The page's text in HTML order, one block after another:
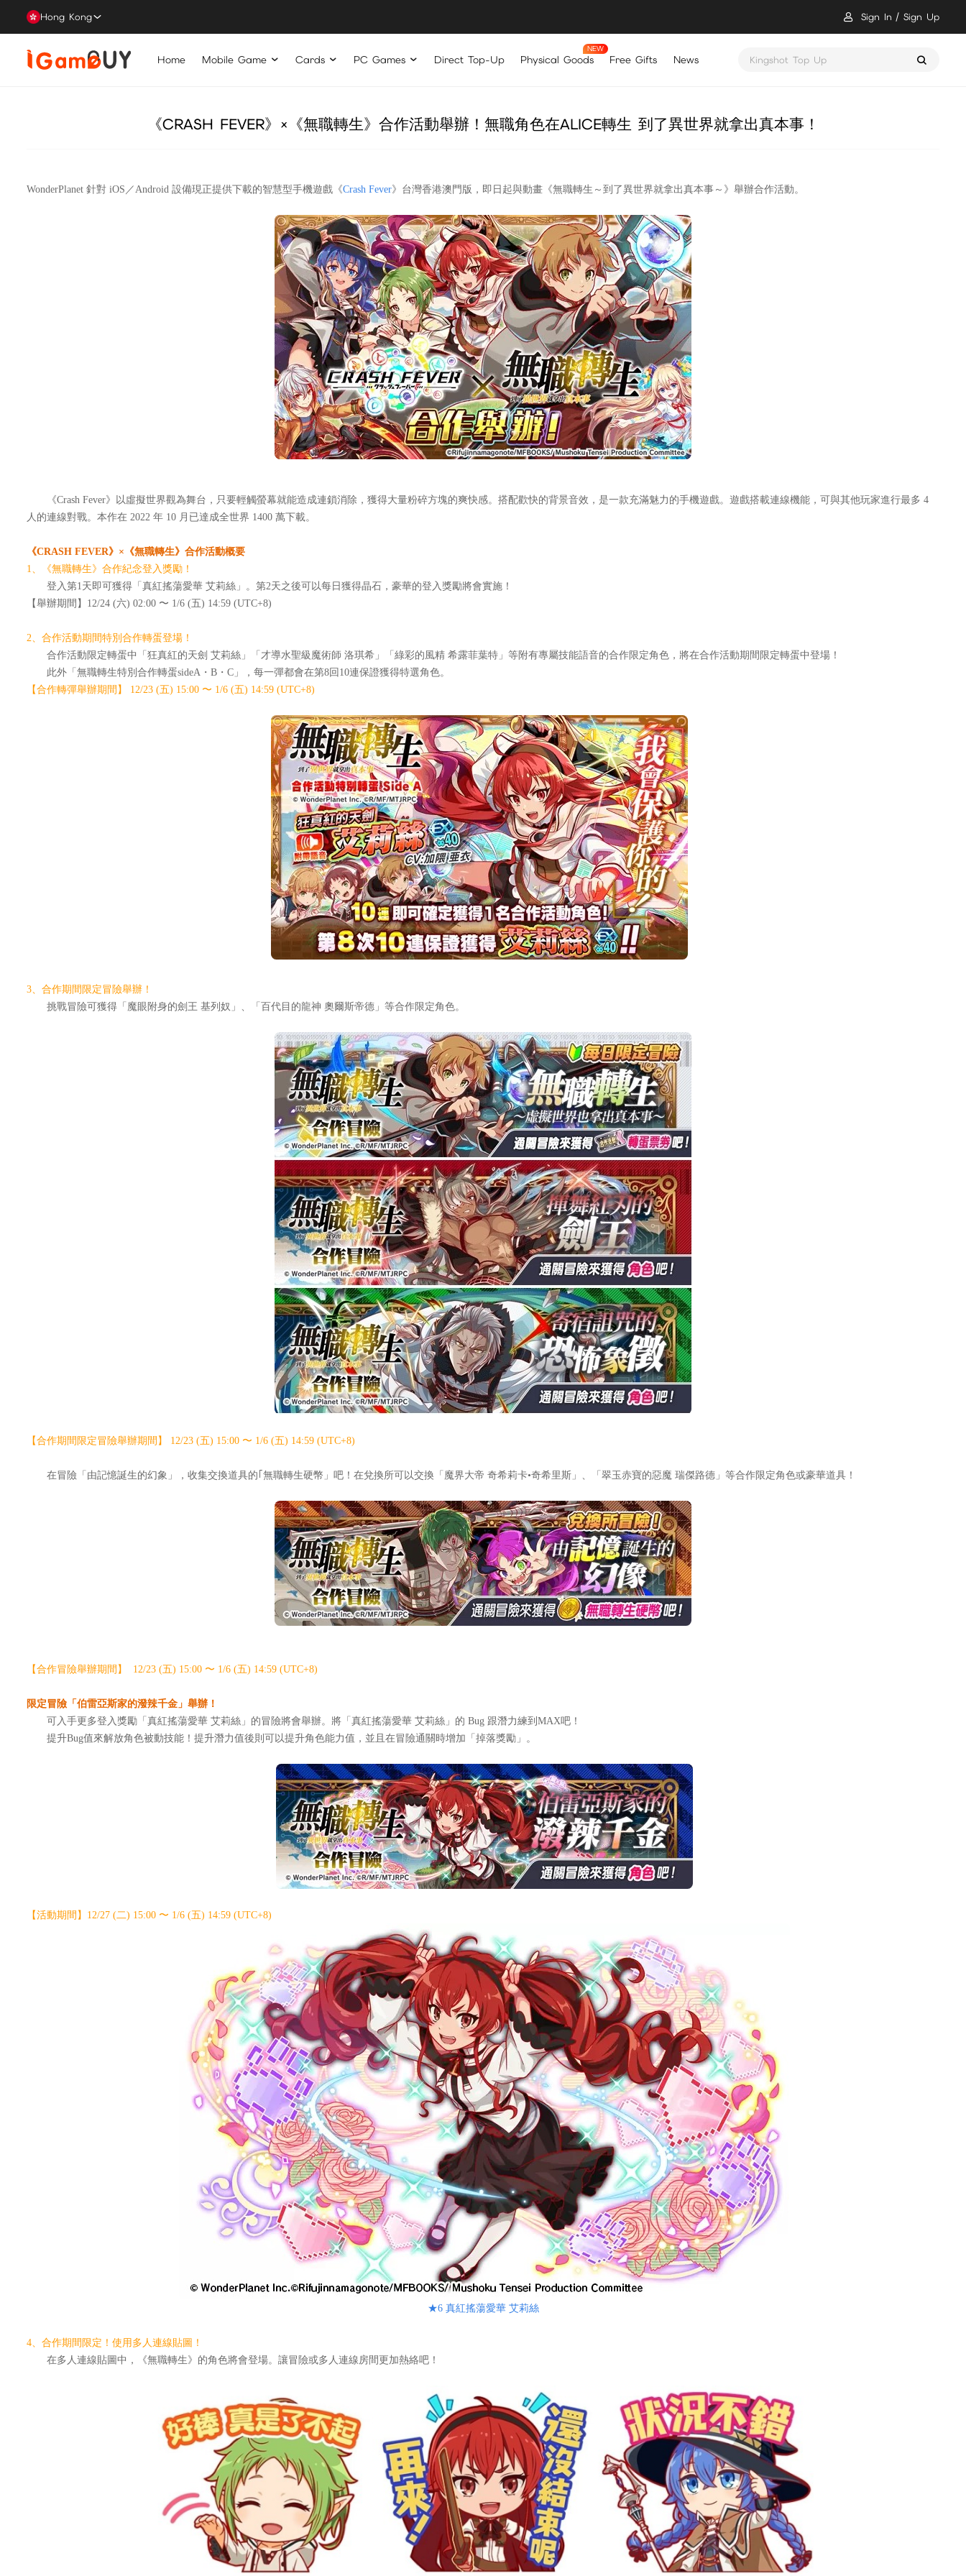
Hong Kong Sign In Sign Up
Home Mobile Game Cards PC Games Direct Top-Up Physical Goods Free Gifts News Kingshot Top Up
《CRASH FEVER》×《無職轉生》合作活動舉辦！無職角色在ALICE轉生 到了異世界就拿出真本事！
WonderPlanet 針對 iOS／Android 設備現正提供下載的智慧型手機遊戲《Crash Fever》台灣香港澳門版，即日起與動畫《無職轉生～到了異世界就拿出真本事～》舉辦合作活動。
《Crash Fever》以虛擬世界觀為舞台，只要輕觸螢幕就能造成連鎖消除，獲得大量粉碎方塊的爽快感。搭配歡快的背景音效，是一款充滿魅力的手機遊戲。遊戲搭載連線機能，可與其他玩家進行最多 4
人的連線對戰。本作在 2022 年 10 月已達成全世界 1400 萬下載。
《CRASH FEVER》×《無職轉生》合作活動概要
1、《無職轉生》合作紀念登入獎勵！
登入第1天即可獲得「真紅搖蕩愛華 艾莉絲」。第2天之後可以每日獲得晶石，豪華的登入獎勵將會實施！
【舉辦期間】12/24 (六) 02:00 〜 1/6 (五) 14:59 (UTC+8)
2、合作活動期間特別合作轉蛋登場！
合作活動限定轉蛋中「狂真紅的天劍 艾莉絲」「才導水聖級魔術師 洛琪希」「綠彩的風精 希露菲葉特」等附有專屬技能語音的合作限定角色，將在合作活動期間限定轉蛋中登場！
此外「無職轉生特別合作轉蛋sideA・B・C」，每一彈都會在第8回10連保證獲得特選角色。
【合作轉彈舉辦期間】 12/23 (五) 15:00 〜 1/6 (五) 14:59 (UTC+8)
3、合作期間限定冒險舉辦！
挑戰冒險可獲得「魔眼附身的劍王 基列奴」、「百代目的龍神 奧爾斯帝德」等合作限定角色。
【合作期間限定冒險舉辦期間】 12/23 (五) 15:00 〜 1/6 (五) 14:59 (UTC+8)
在冒險「由記憶誕生的幻象」，收集交換道具的｢無職轉生硬幣」吧！在兌換所可以交換「魔界大帝 奇希莉卡•奇希里斯」、「翠玉赤寶的惡魔 瑞傑路德」等合作限定角色或豪華道具！
【合作冒險舉辦期間】 12/23 (五) 15:00 〜 1/6 (五) 14:59 (UTC+8)
限定冒險「伯雷亞斯家的潑辣千金」舉辦！
可入手更多登入獎勵「真紅搖蕩愛華 艾莉絲」的冒險將會舉辦。將「真紅搖蕩愛華 艾莉絲」的 Bug 跟潛力練到MAX吧！
提升Bug值來解放角色被動技能！提升潛力值後則可以提升角色能力值，並且在冒險通關時增加「掉落獎勵」。
【活動期間】12/27 (二) 15:00 〜 1/6 (五) 14:59 (UTC+8)
★6 真紅搖蕩愛華 艾莉絲
4、合作期間限定！使用多人連線貼圖！
在多人連線貼圖中，《無職轉生》的角色將會登場。讓冒險或多人連線房間更加熱絡吧！